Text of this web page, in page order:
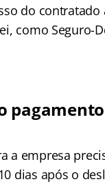
do contratado
como Seguro-
a empresa
dias após o